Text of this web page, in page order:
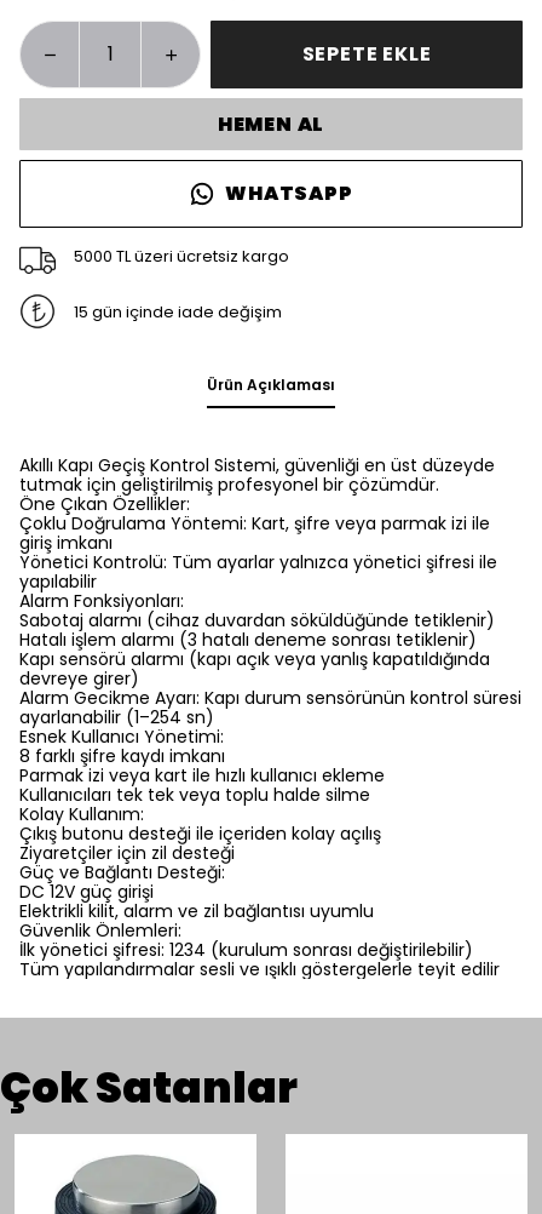
SEPETE EKLE
HEMEN AL
WHATSAPP
5000 TL üzeri ücretsiz kargo
15 gün içinde iade değişim
Ürün Açıklaması
Akıllı Kapı Geçiş Kontrol Sistemi, güvenliği en üst düzeyde
tutmak için geliştirilmiş profesyonel bir çözümdür.
Öne Çıkan Özellikler:
Çoklu Doğrulama Yöntemi: Kart, şifre veya parmak izi ile
giriş imkanı
Yönetici Kontrolü: Tüm ayarlar yalnızca yönetici şifresi ile
yapılabilir
Alarm Fonksiyonları:
Sabotaj alarmı (cihaz duvardan söküldüğünde tetiklenir)
Hatalı işlem alarmı (3 hatalı deneme sonrası tetiklenir)
Kapı sensörü alarmı (kapı açık veya yanlış kapatıldığında
devreye girer)
Alarm Gecikme Ayarı: Kapı durum sensörünün kontrol süresi
ayarlanabilir (1–254 sn)
Esnek Kullanıcı Yönetimi:
8 farklı şifre kaydı imkanı
Parmak izi veya kart ile hızlı kullanıcı ekleme
Kullanıcıları tek tek veya toplu halde silme
Kolay Kullanım:
Çıkış butonu desteği ile içeriden kolay açılış
Ziyaretçiler için zil desteği
Güç ve Bağlantı Desteği:
DC 12V güç girişi
Elektrikli kilit, alarm ve zil bağlantısı uyumlu
Güvenlik Önlemleri:
İlk yönetici şifresi: 1234 (kurulum sonrası değiştirilebilir)
Tüm yapılandırmalar sesli ve ışıklı göstergelerle teyit edilir
Çok Satanlar